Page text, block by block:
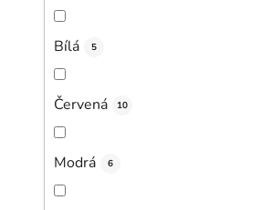
Bílá 5
Červená 10
Modrá 6